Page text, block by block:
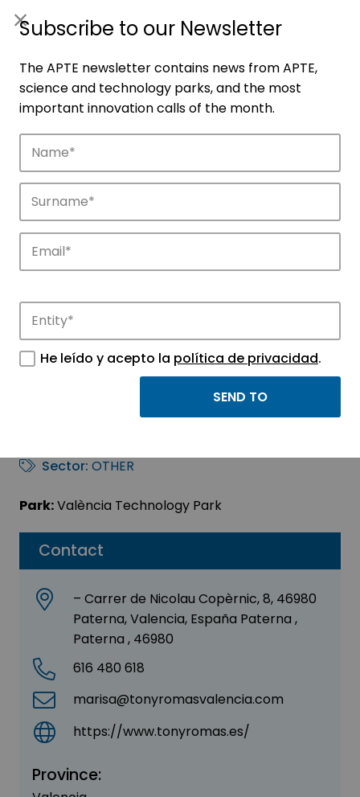
Companies
Discover the companies that drive
innovation in APTE’s parks.
Contact
– Carrer de Nicolau Copèrnic, 8, 46980
Paterna, Valencia, España Paterna ,
Paterna , 46980
616 480 618
marisa@tonyromasvalencia.com
https://www.tonyromas.es/
Province:
CASUAL BEER & FOOD
Sector: OTHER
Park:València Technology Park
Subscribe to our Newsletter
The APTE newsletter contains news from APTE,
science and technology parks, and the most
important innovation calls of the month.
He leído y acepto la política de privacidad.